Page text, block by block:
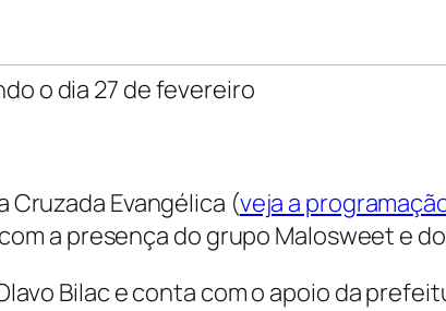
o dia 27 de fevereiro
Cruzada Evangélica (veja a
a presença do grupo Malosweet e
Bilac e conta com o apoio da